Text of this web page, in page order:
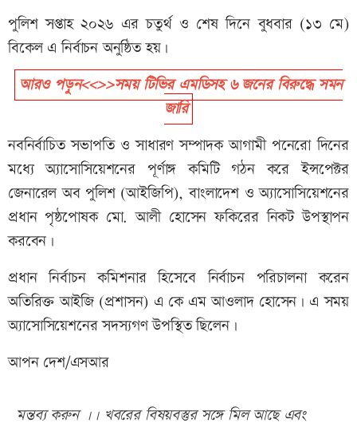
পুলিশ সপ্তাহ ২০২৬ এর চতুর্থ ও শেষ দিনে বুধবার (১৩ মে)
বিকেল এ নির্বাচন অনুষ্ঠিত হয়।
আরও পড়ুন<<>>সময় টিভির এমডিসহ ৬ জনের বিরুদ্ধে সমন
জারি
নবনির্বাচিত সভাপতি ও সাধারণ সম্পাদক আগামী পনেরো দিনের
মধ্যে অ্যাসোসিয়েশনের পূর্ণাঙ্গ কমিটি গঠন করে ইন্সপেক্টর
জেনারেল অব পুলিশ (আইজিপি), বাংলাদেশ ও অ্যাসোসিয়েশনের
প্রধান পৃষ্ঠপোষক মো. আলী হোসেন ফকিরের নিকট উপস্থাপন
করবেন।
প্রধান নির্বাচন কমিশনার হিসেবে নির্বাচন পরিচালনা করেন
অতিরিক্ত আইজি (প্রশাসন) এ কে এম আওলাদ হোসেন। এ সময়
অ্যাসোসিয়েশনের সদস্যগণ উপস্থিত ছিলেন।
আপন দেশ/এসআর
মন্তব্য করুন ।। খবরের বিষয়বস্তুর সঙ্গে মিল আছে এবং